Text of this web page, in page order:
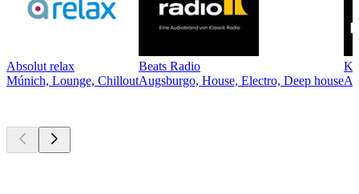
Absolut relax
Múnich, Lounge, Chillout
Beats Radio
Augsburgo, House, Electro, Deep house